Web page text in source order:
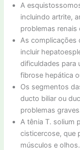
A
incluindo artrite,
problemas renais
As complicações
incluir
dificuldades para
fibrose hepática
Os segmentos
ducto biliar ou
problemas
A tênia T. solium
cisticercose, que
músculos e olhos.